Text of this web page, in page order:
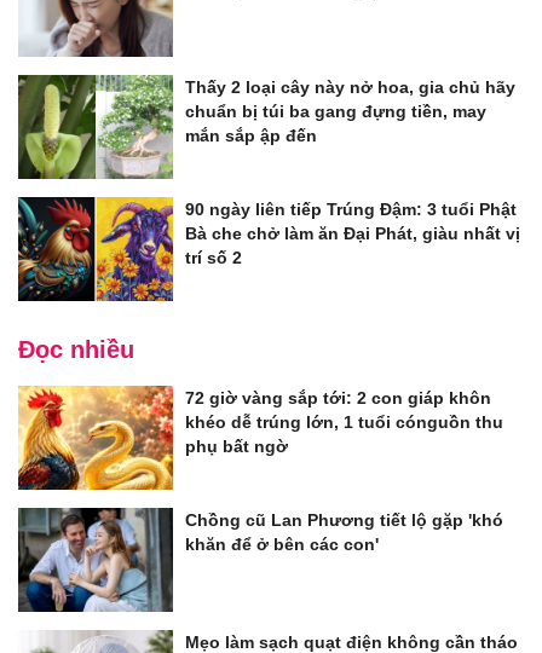
Thấy 2 loại cây này nở hoa, gia chủ hãy
chuẩn bị túi ba gang đựng tiền, may
mắn sắp ập đến
90 ngày liên tiếp Trúng Đậm: 3 tuổi Phật
Bà che chở làm ăn Đại Phát, giàu nhất vị
trí số 2
Đọc nhiều
72 giờ vàng sắp tới: 2 con giáp khôn
khéo dễ trúng lớn, 1 tuổi cónguồn thu
phụ bất ngờ
Chồng cũ Lan Phương tiết lộ gặp 'khó
khăn để ở bên các con'
Mẹo làm sạch quạt điện không cần tháo